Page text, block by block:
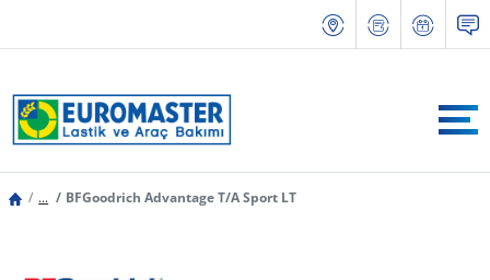
... BFGoodrich Advantage T/A Sport LT